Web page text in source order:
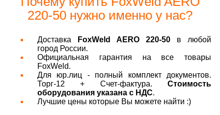
220-50 нужно именно у нас?
Доставка FoxWeld AERO 220-50 в любой
город России.
Официальная гарантия на все товары
FoxWeld.
Для юр.лиц - полный комплект документов.
Торг-12 + Счет-фактура. Стоимость
оборудования указана с НДС.
Лучшие цены которые Вы можете найти :)